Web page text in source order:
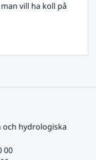
vill ha koll på
och hydrologiska
00